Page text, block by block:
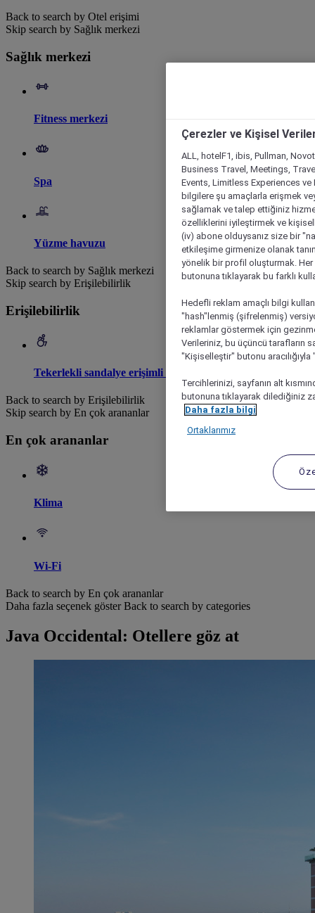
Back to search by Otel erişimi
Skip search by Sağlık merkezi
Sağlık merkezi
Fitness merkezi
Spa
Yüzme havuzu
Back to search by Sağlık merkezi
Skip search by Erişilebilirlik
Erişilebilirlik
Tekerlekli sandalye erişimli otel
Back to search by Erişilebilirlik
Skip search by En çok arananlar
En çok arananlar
Klima
Wi-Fi
Back to search by En çok arananlar
Daha fazla seçenek göster Back to search by categories
Java Occidental: Otellere göz at
Çerezler ve Kişisel
ALL, hotelF1, ibis, Pullman,
Business Travel, Meetings,
Events, Limitless Experiences
bilgilere şu amaçlarla erişmek
sağlamak ve talep ettiğiniz
özelliklerini iyileştirmek ve
(iv) abone olduysanız size bir
etkileşime girmenize olanak
yönelik bir profil oluşturmak.
butonuna tıklayarak bu farklı
Hedefli reklam amaçlı bilgi
"hash"lenmiş (şifrelenmiş)
reklamlar göstermek için
Verileriniz, bu üçüncü tarafların
"Kişiselleştir" butonu
Tercihlerinizi, sayfanın alt
butonuna tıklayarak dilediğiniz
Daha fazla bilgi
Ortaklarımız